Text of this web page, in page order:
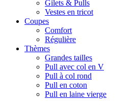
Gilets & Pulls
Vestes en tricot
Coupes
Comfort
Régulière
Thèmes
Grandes tailles
Pull avec col en V
Pull à col rond
Pull en coton
Pull en laine vierge